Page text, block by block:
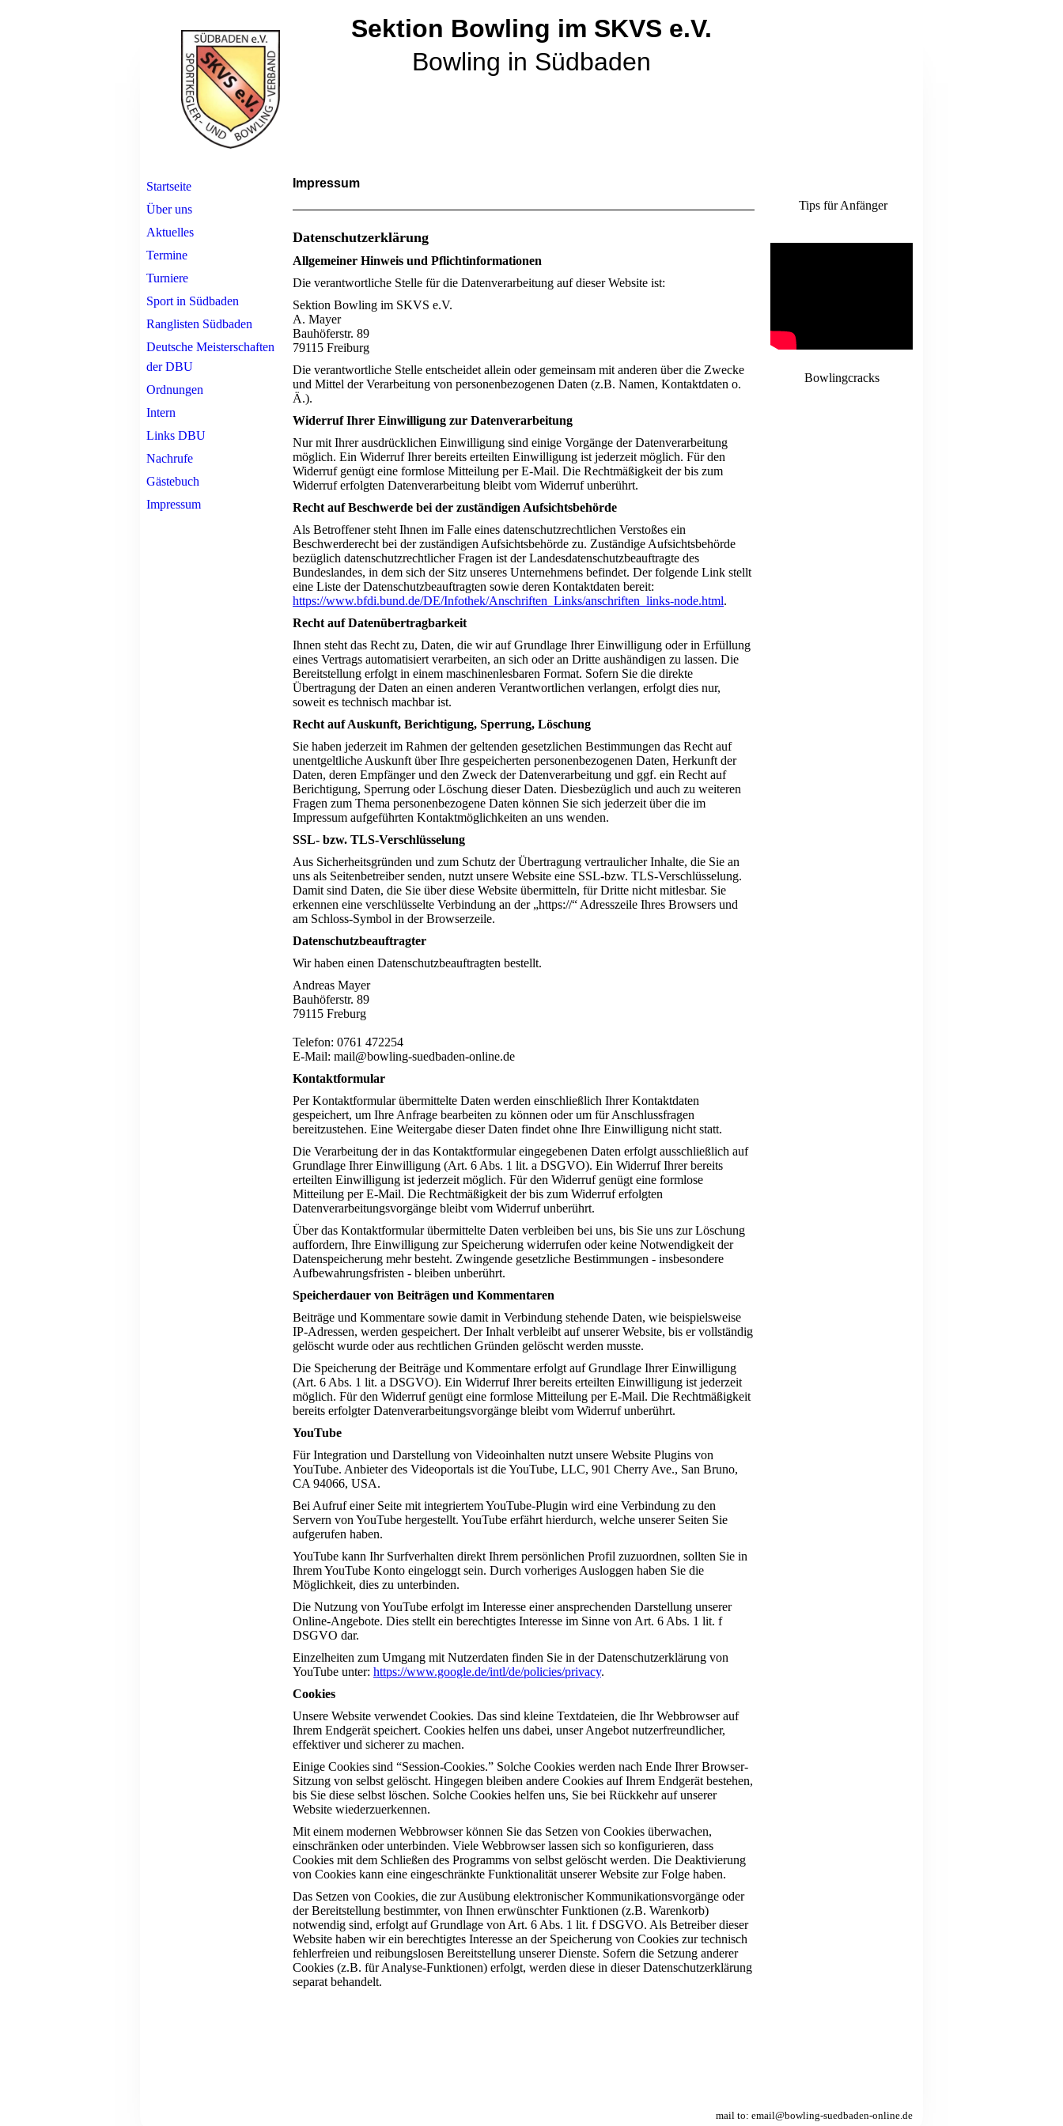
Sektion Bowling im SKVS e.V.
Bowling in Südbaden
Startseite
Über uns
Aktuelles
Termine
Turniere
Sport in Südbaden
Ranglisten Südbaden
Deutsche Meisterschaften
der DBU
Ordnungen
Intern
Links DBU
Nachrufe
Gästebuch
Impressum
Impressum
Datenschutzerklärung
Allgemeiner Hinweis und Pflichtinformationen
Die verantwortliche Stelle für die Datenverarbeitung auf dieser Website ist:
Sektion Bowling im SKVS e.V.
A. Mayer
Bauhöferstr. 89
79115 Freiburg
Die verantwortliche Stelle entscheidet allein oder gemeinsam mit anderen über die Zwecke
und Mittel der Verarbeitung von personenbezogenen Daten (z.B. Namen, Kontaktdaten o.
Ä.).
Widerruf Ihrer Einwilligung zur Datenverarbeitung
Nur mit Ihrer ausdrücklichen Einwilligung sind einige Vorgänge der Datenverarbeitung
möglich. Ein Widerruf Ihrer bereits erteilten Einwilligung ist jederzeit möglich. Für den
Widerruf genügt eine formlose Mitteilung per E-Mail. Die Rechtmäßigkeit der bis zum
Widerruf erfolgten Datenverarbeitung bleibt vom Widerruf unberührt.
Recht auf Beschwerde bei der zuständigen Aufsichtsbehörde
Als Betroffener steht Ihnen im Falle eines datenschutzrechtlichen Verstoßes ein
Beschwerderecht bei der zuständigen Aufsichtsbehörde zu. Zuständige Aufsichtsbehörde
bezüglich datenschutzrechtlicher Fragen ist der Landesdatenschutzbeauftragte des
Bundeslandes, in dem sich der Sitz unseres Unternehmens befindet. Der folgende Link stellt
eine Liste der Datenschutzbeauftragten sowie deren Kontaktdaten bereit:
https://www.bfdi.bund.de/DE/Infothek/Anschriften_Links/anschriften_links-node.html.
Recht auf Datenübertragbarkeit
Ihnen steht das Recht zu, Daten, die wir auf Grundlage Ihrer Einwilligung oder in Erfüllung
eines Vertrags automatisiert verarbeiten, an sich oder an Dritte aushändigen zu lassen. Die
Bereitstellung erfolgt in einem maschinenlesbaren Format. Sofern Sie die direkte
Übertragung der Daten an einen anderen Verantwortlichen verlangen, erfolgt dies nur,
soweit es technisch machbar ist.
Recht auf Auskunft, Berichtigung, Sperrung, Löschung
Sie haben jederzeit im Rahmen der geltenden gesetzlichen Bestimmungen das Recht auf
unentgeltliche Auskunft über Ihre gespeicherten personenbezogenen Daten, Herkunft der
Daten, deren Empfänger und den Zweck der Datenverarbeitung und ggf. ein Recht auf
Berichtigung, Sperrung oder Löschung dieser Daten. Diesbezüglich und auch zu weiteren
Fragen zum Thema personenbezogene Daten können Sie sich jederzeit über die im
Impressum aufgeführten Kontaktmöglichkeiten an uns wenden.
SSL- bzw. TLS-Verschlüsselung
Aus Sicherheitsgründen und zum Schutz der Übertragung vertraulicher Inhalte, die Sie an
uns als Seitenbetreiber senden, nutzt unsere Website eine SSL-bzw. TLS-Verschlüsselung.
Damit sind Daten, die Sie über diese Website übermitteln, für Dritte nicht mitlesbar. Sie
erkennen eine verschlüsselte Verbindung an der „https://“ Adresszeile Ihres Browsers und
am Schloss-Symbol in der Browserzeile.
Datenschutzbeauftragter
Wir haben einen Datenschutzbeauftragten bestellt.
Andreas Mayer
Bauhöferstr. 89
79115 Freburg
Telefon: 0761 472254
E-Mail: mail@bowling-suedbaden-online.de
Kontaktformular
Per Kontaktformular übermittelte Daten werden einschließlich Ihrer Kontaktdaten
gespeichert, um Ihre Anfrage bearbeiten zu können oder um für Anschlussfragen
bereitzustehen. Eine Weitergabe dieser Daten findet ohne Ihre Einwilligung nicht statt.
Die Verarbeitung der in das Kontaktformular eingegebenen Daten erfolgt ausschließlich auf
Grundlage Ihrer Einwilligung (Art. 6 Abs. 1 lit. a DSGVO). Ein Widerruf Ihrer bereits
erteilten Einwilligung ist jederzeit möglich. Für den Widerruf genügt eine formlose
Mitteilung per E-Mail. Die Rechtmäßigkeit der bis zum Widerruf erfolgten
Datenverarbeitungsvorgänge bleibt vom Widerruf unberührt.
Über das Kontaktformular übermittelte Daten verbleiben bei uns, bis Sie uns zur Löschung
auffordern, Ihre Einwilligung zur Speicherung widerrufen oder keine Notwendigkeit der
Datenspeicherung mehr besteht. Zwingende gesetzliche Bestimmungen - insbesondere
Aufbewahrungsfristen - bleiben unberührt.
Speicherdauer von Beiträgen und Kommentaren
Beiträge und Kommentare sowie damit in Verbindung stehende Daten, wie beispielsweise
IP-Adressen, werden gespeichert. Der Inhalt verbleibt auf unserer Website, bis er vollständig
gelöscht wurde oder aus rechtlichen Gründen gelöscht werden musste.
Die Speicherung der Beiträge und Kommentare erfolgt auf Grundlage Ihrer Einwilligung
(Art. 6 Abs. 1 lit. a DSGVO). Ein Widerruf Ihrer bereits erteilten Einwilligung ist jederzeit
möglich. Für den Widerruf genügt eine formlose Mitteilung per E-Mail. Die Rechtmäßigkeit
bereits erfolgter Datenverarbeitungsvorgänge bleibt vom Widerruf unberührt.
YouTube
Für Integration und Darstellung von Videoinhalten nutzt unsere Website Plugins von
YouTube. Anbieter des Videoportals ist die YouTube, LLC, 901 Cherry Ave., San Bruno,
CA 94066, USA.
Bei Aufruf einer Seite mit integriertem YouTube-Plugin wird eine Verbindung zu den
Servern von YouTube hergestellt. YouTube erfährt hierdurch, welche unserer Seiten Sie
aufgerufen haben.
YouTube kann Ihr Surfverhalten direkt Ihrem persönlichen Profil zuzuordnen, sollten Sie in
Ihrem YouTube Konto eingeloggt sein. Durch vorheriges Ausloggen haben Sie die
Möglichkeit, dies zu unterbinden.
Die Nutzung von YouTube erfolgt im Interesse einer ansprechenden Darstellung unserer
Online-Angebote. Dies stellt ein berechtigtes Interesse im Sinne von Art. 6 Abs. 1 lit. f
DSGVO dar.
Einzelheiten zum Umgang mit Nutzerdaten finden Sie in der Datenschutzerklärung von
YouTube unter: https://www.google.de/intl/de/policies/privacy.
Cookies
Unsere Website verwendet Cookies. Das sind kleine Textdateien, die Ihr Webbrowser auf
Ihrem Endgerät speichert. Cookies helfen uns dabei, unser Angebot nutzerfreundlicher,
effektiver und sicherer zu machen.
Einige Cookies sind “Session-Cookies.” Solche Cookies werden nach Ende Ihrer Browser-
Sitzung von selbst gelöscht. Hingegen bleiben andere Cookies auf Ihrem Endgerät bestehen,
bis Sie diese selbst löschen. Solche Cookies helfen uns, Sie bei Rückkehr auf unserer
Website wiederzuerkennen.
Mit einem modernen Webbrowser können Sie das Setzen von Cookies überwachen,
einschränken oder unterbinden. Viele Webbrowser lassen sich so konfigurieren, dass
Cookies mit dem Schließen des Programms von selbst gelöscht werden. Die Deaktivierung
von Cookies kann eine eingeschränkte Funktionalität unserer Website zur Folge haben.
Das Setzen von Cookies, die zur Ausübung elektronischer Kommunikationsvorgänge oder
der Bereitstellung bestimmter, von Ihnen erwünschter Funktionen (z.B. Warenkorb)
notwendig sind, erfolgt auf Grundlage von Art. 6 Abs. 1 lit. f DSGVO. Als Betreiber dieser
Website haben wir ein berechtigtes Interesse an der Speicherung von Cookies zur technisch
fehlerfreien und reibungslosen Bereitstellung unserer Dienste. Sofern die Setzung anderer
Cookies (z.B. für Analyse-Funktionen) erfolgt, werden diese in dieser Datenschutzerklärung
separat behandelt.
Tips für Anfänger
Bowlingcracks
mail to: email@bowling-suedbaden-online.de